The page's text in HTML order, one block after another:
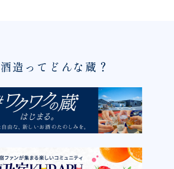
造ってどんな蔵？